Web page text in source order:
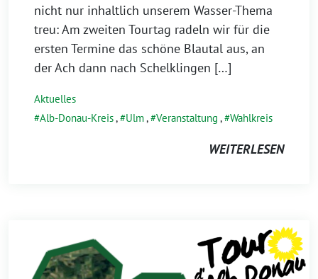
nicht nur inhaltlich unserem Wasser-Thema
treu: Am zweiten Tourtag radeln wir für die
ersten Termine das schöne Blautal aus, an
der Ach dann nach Schelklingen […]
Aktuelles
Alb-Donau-Kreis, Ulm, Veranstaltung , Wahlkreis
WEITERLESEN